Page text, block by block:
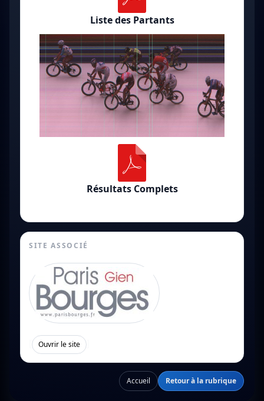
Liste des Partants
Résultats Complets
SITE ASSOCIÉ
Ouvrir le site
Accueil Retour à la rubrique